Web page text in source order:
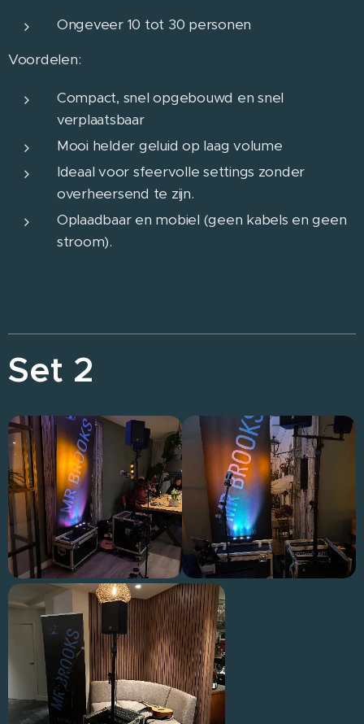
Ongeveer 10 tot 30 personen
Voordelen:
Compact, snel opgebouwd en snel
verplaatsbaar
Mooi helder geluid op laag volume
Ideaal voor sfeervolle settings zonder
overheersend te zijn.
Oplaadbaar en mobiel (geen kabels en geen
stroom).
Set 2